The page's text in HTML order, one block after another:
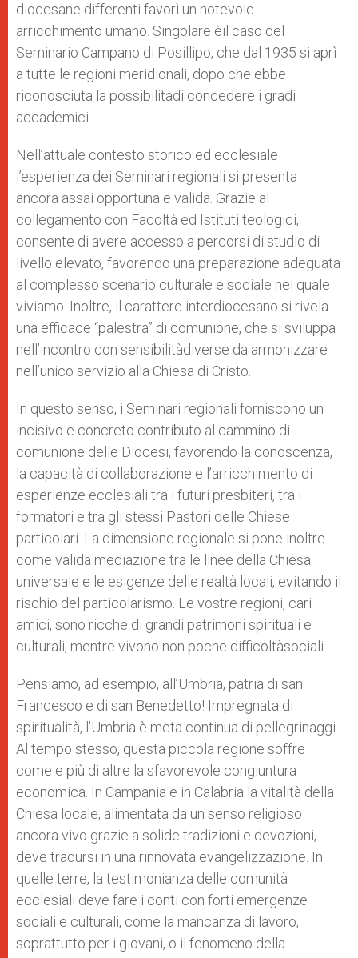
diocesane differenti favorì un notevole
arricchimento umano. Singolare èil caso del
Seminario Campano di Posillipo, che dal 1935 si aprì
a tutte le regioni meridionali, dopo che ebbe
riconosciuta la possibilitàdi concedere i gradi
accademici.
Nell’attuale contesto storico ed ecclesiale
l’esperienza dei Seminari regionali si presenta
ancora assai opportuna e valida. Grazie al
collegamento con Facoltà ed Istituti teologici,
consente di avere accesso a percorsi di studio di
livello elevato, favorendo una preparazione adeguata
al complesso scenario culturale e sociale nel quale
viviamo. Inoltre, il carattere interdiocesano si rivela
una efficace “palestra” di comunione, che si sviluppa
nell’incontro con sensibilitàdiverse da armonizzare
nell’unico servizio alla Chiesa di Cristo.
In questo senso, i Seminari regionali forniscono un
incisivo e concreto contributo al cammino di
comunione delle Diocesi, favorendo la conoscenza,
la capacità di collaborazione e l’arricchimento di
esperienze ecclesiali tra i futuri presbiteri, tra i
formatori e tra gli stessi Pastori delle Chiese
particolari. La dimensione regionale si pone inoltre
come valida mediazione tra le linee della Chiesa
universale e le esigenze delle realtà locali, evitando il
rischio del particolarismo. Le vostre regioni, cari
amici, sono ricche di grandi patrimoni spirituali e
culturali, mentre vivono non poche difficoltàsociali.
Pensiamo, ad esempio, all’Umbria, patria di san
Francesco e di san Benedetto! Impregnata di
spiritualità, l’Umbria è meta continua di pellegrinaggi.
Al tempo stesso, questa piccola regione soffre
come e più di altre la sfavorevole congiuntura
economica. In Campania e in Calabria la vitalità della
Chiesa locale, alimentata da un senso religioso
ancora vivo grazie a solide tradizioni e devozioni,
deve tradursi in una rinnovata evangelizzazione. In
quelle terre, la testimonianza delle comunità
ecclesiali deve fare i conti con forti emergenze
sociali e culturali, come la mancanza di lavoro,
soprattutto per i giovani, o il fenomeno della